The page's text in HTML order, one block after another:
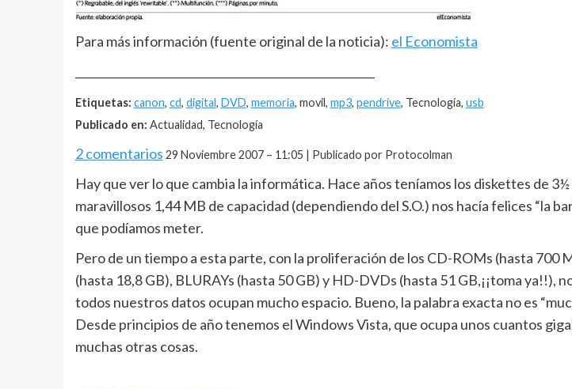
Para más información (fuente original de la noticia): el Economista
Etiquetas: canon, cd, digital, DVD, memoria, movil, mp3, pendrive, Tecnología, usb
Publicado en: Actualidad, Tecnología
2 comentarios 29 Noviembre 2007 – 11:05 | Publicado por Protocolman
Hay que ver lo que cambia la informática. Hace años teníamos los diskettes de 3½
maravillosos 1,44 MB de capacidad (dependiendo del S.O.) nos hacía felices “la
que podíamos meter.
Pero de un tiempo a esta parte, con la proliferación de los CD-ROMs (hasta 700
(hasta 18,8 GB), BLURAYs (hasta 50 GB) y HD-DVDs (hasta 51 GB,¡¡toma ya!!),
todos nuestros datos ocupan mucho espacio. Bueno, la palabra exacta no es
Desde principios de año tenemos el Windows Vista, que ocupa unos cuantos
muchas otras cosas.